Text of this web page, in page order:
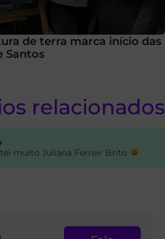
de terra marca início das
Santos
relacionados
muito Juliana Ferreir Brito